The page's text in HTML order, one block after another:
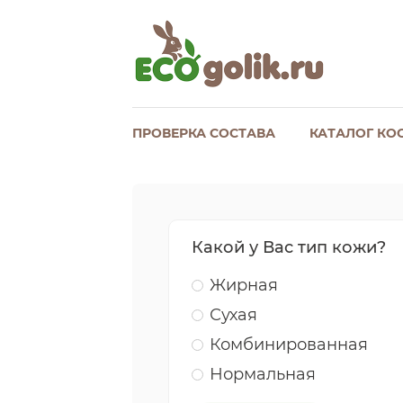
ПРОВЕРКА СОСТАВА КАТАЛОГ
Какой у Вас тип кожи?
Жирная
Сухая
Комбинированная
Нормальная